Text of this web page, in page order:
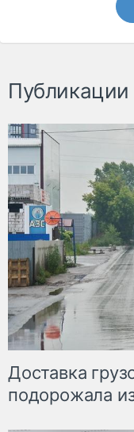
Доставка
подорожала